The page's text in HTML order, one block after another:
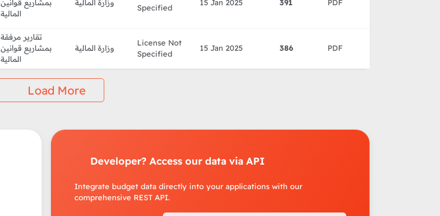
بمشاريع قوانين
المالية
وزارة المالية
Specified
15 Jan 2025 391 PDF
تقارير مرفقة
بمشاريع قوانين
المالية
وزارة المالية
License Not
Specified
15 Jan 2025 386 PDF
Load More
Developer? Access our data via API
Integrate budget data directly into your applications with our
comprehensive REST API.